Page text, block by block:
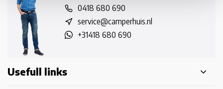
0418 680 690
service@camperhuis.nl
+31418 680 690
Usefull links